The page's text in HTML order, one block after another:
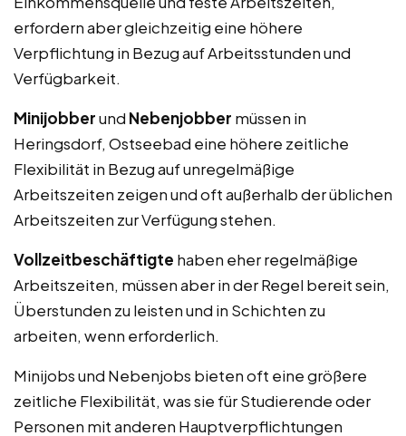
erfordern aber gleichzeitig eine höhere
Verpflichtung in Bezug auf Arbeitsstunden und
Verfügbarkeit.
Minijobberund Nebenjobber müssen in
Heringsdorf, Ostseebad eine höhere zeitliche
Flexibilität in Bezug auf unregelmäßige
Arbeitszeiten zeigen und oft außerhalb der üblichen
Arbeitszeiten zur Verfügung stehen.
Vollzeitbeschäftigte haben eher regelmäßige
Arbeitszeiten, müssen aber in der Regel bereit sein,
Überstunden zu leisten und in Schichten zu
arbeiten, wenn erforderlich.
Minijobs und Nebenjobs bieten oft eine größere
zeitliche Flexibilität, was sie für Studierende oder
Personen mit anderen Hauptverpflichtungen